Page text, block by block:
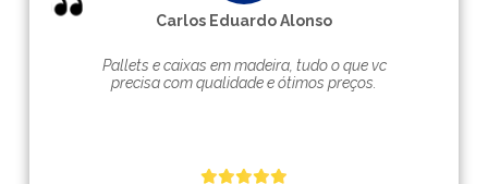
Carlos Eduardo Alonso
Pallets e caixas em madeira, tudo o que vc
precisa com qualidade e ótimos preços.